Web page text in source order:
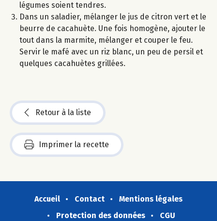
légumes soient tendres.
Dans un saladier, mélanger le jus de citron vert et le
beurre de cacahuète. Une fois homogène, ajouter le
tout dans la marmite, mélanger et couper le feu.
Servir le mafé avec un riz blanc, un peu de persil et
quelques cacahuètes grillées.
Retour à la liste
Imprimer la recette
Accueil Contact
Mentions légales
Protection des données
CGU